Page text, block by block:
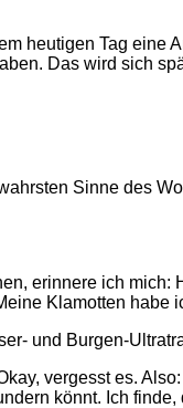
heutigen Tag
Das wird sich
Sinne des
erinnere ich
Klamotten
vergesst es.
könnt. Ich